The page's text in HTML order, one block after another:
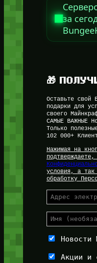
за
🎁
Оставьте свой
подарки для
своего
САМЫЕ ВАЖНЫЕ
Только
102 000+
Нажимая на
условия, а так
обработку
Новости
Акции и